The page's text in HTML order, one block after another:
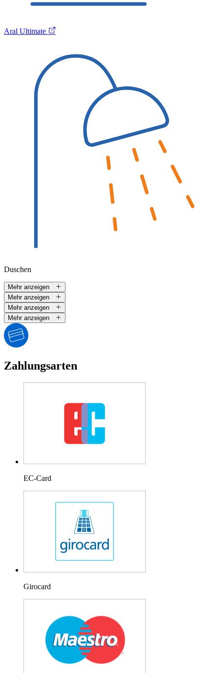
Aral Ultimate
Duschen
Mehr anzeigen
Mehr anzeigen
Mehr anzeigen
Mehr anzeigen
Zahlungsarten
EC-Card
Girocard